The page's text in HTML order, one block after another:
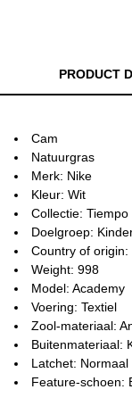
PRODUCT
Cam
Natuurgras
Merk: Nike
Kleur: Wit
Collectie: Tiempo
Doelgroep:
Country of origin:
Weight: 998
Model: Academy
Voering: Textiel
Zool-materiaal:
Buitenmateriaal:
Latchet: Normaal
Feature-schoen: